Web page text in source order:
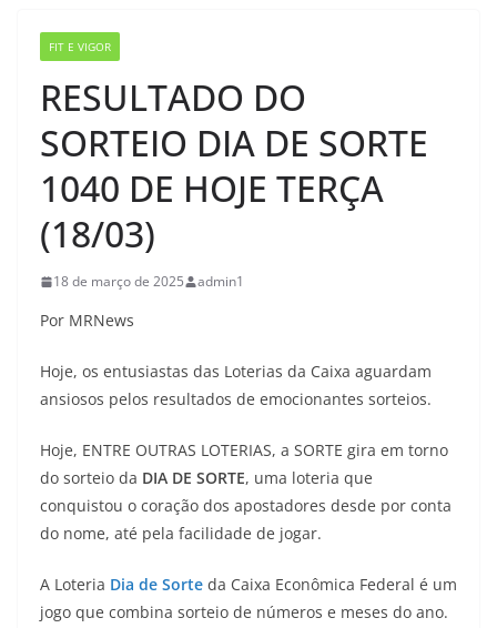
FIT E VIGOR
RESULTADO DO
SORTEIO DIA DE SORTE
1040 DE HOJE TERÇA
(18/03)
18 de março de 2025 admin1
Por MRNews
Hoje, os entusiastas das Loterias da Caixa aguardam
ansiosos pelos resultados de emocionantes sorteios.
Hoje, ENTRE OUTRAS LOTERIAS, a SORTE gira em torno
do sorteio da DIA DE SORTE, uma loteria que
conquistou o coração dos apostadores desde por conta
do nome, até pela facilidade de jogar.
A Loteria Dia de Sorte da Caixa Econômica Federal é um
jogo que combina sorteio de números e meses do ano.